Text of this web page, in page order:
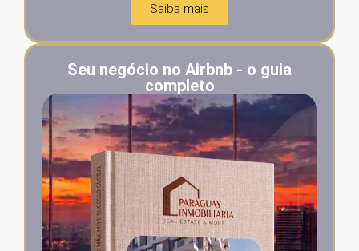
Saiba mais
Seu negócio no Airbnb - o guia
completo